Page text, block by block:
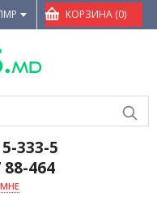
КОРЗИНА (0)
333-5
88-464